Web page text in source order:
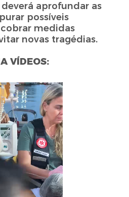
aprofundar as
possíveis
medidas
novas tragédias.
VÍDEOS: